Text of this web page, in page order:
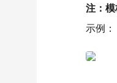
注：
示例：